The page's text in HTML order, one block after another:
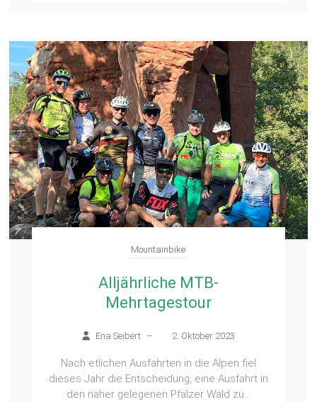
Mountainbike
Alljährliche MTB-
Mehrtagestour
Ena Seibert – 2. Oktober 2023
Nach etlichen Ausfahrten in die Alpen fiel
dieses Jahr die Entscheidung, eine Ausfahrt in
den näher gelegenen Pfälzer Wald zu...